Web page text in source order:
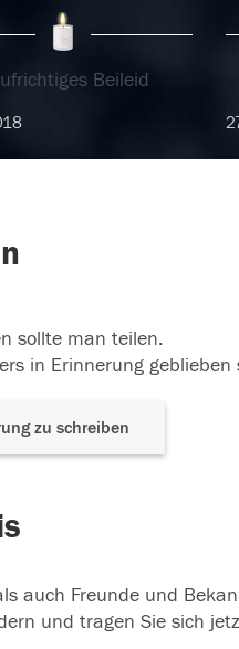
Beileid
sollte man teilen.
in Erinnerung geblieben
zu schreiben
auch Freunde und
und tragen Sie sich